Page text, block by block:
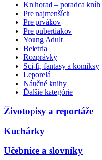
Knihorad – poradca kníh
Pre najmenších
Pre prvákov
Pre pubertiakov
Young Adult
Beletria
Rozprávky
Sci-fi, fantasy a komiksy
Leporelá
Náučné knihy
Ďalšie kategórie
Životopisy a reportáže
Kuchárky
Učebnice a slovníky